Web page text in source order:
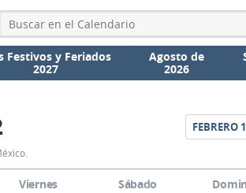
Festivos y Feriados
2027
Agosto de
2026
FEBRERO
Viernes Sábado